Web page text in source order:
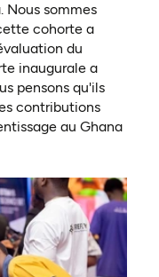
Nous sommes
cohorte a
du
inaugurale a
pensons qu'ils
contributions
au Ghana